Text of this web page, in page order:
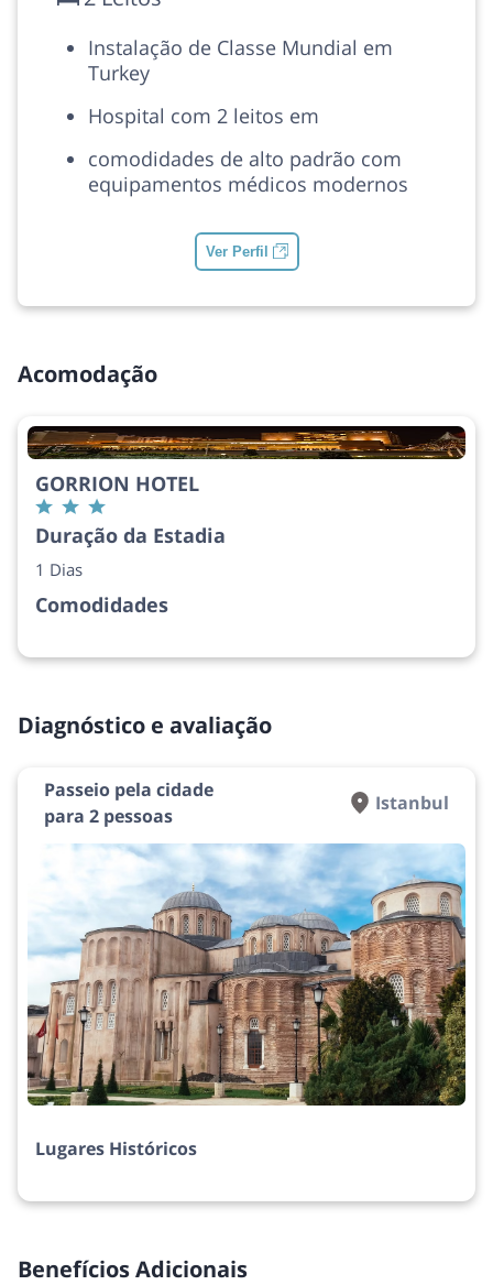
Instalação de Classe Mundial em
Turkey
Hospital com 2 leitos em
comodidades de alto padrão com
equipamentos médicos modernos
Ver Perfil
Acomodação
GORRION HOTEL
Duração da Estadia
1 Dias
Comodidades
Diagnóstico e avaliação
Passeio pela cidade
para 2 pessoas
Istanbul
Lugares Históricos
Benefícios Adicionais